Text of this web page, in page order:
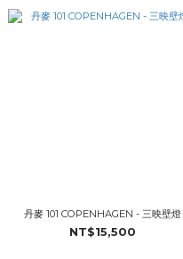
丹麥 101 COPENHAGEN - 三映壁燈
NT$15,500